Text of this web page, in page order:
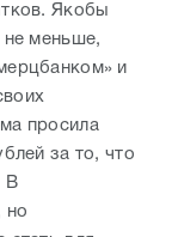
Якобы
меньше,
и
просила
за то, что
В
но